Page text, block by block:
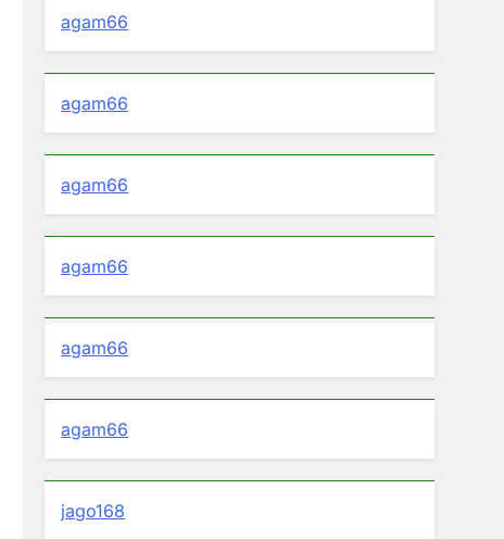
agam66
agam66
agam66
agam66
agam66
agam66
jago168